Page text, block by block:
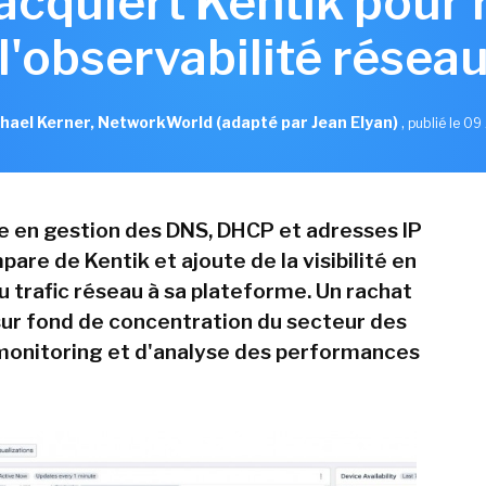
Kerner, NetworkWorld (adapté par Jean Elyan), publié le 09
en gestion des DNS, DHCP et adresses IP
de Kentik et ajoute de la visibilité en
trafic réseau à sa plateforme. Un rachat
fond de concentration du secteur des
et d'analyse des performances